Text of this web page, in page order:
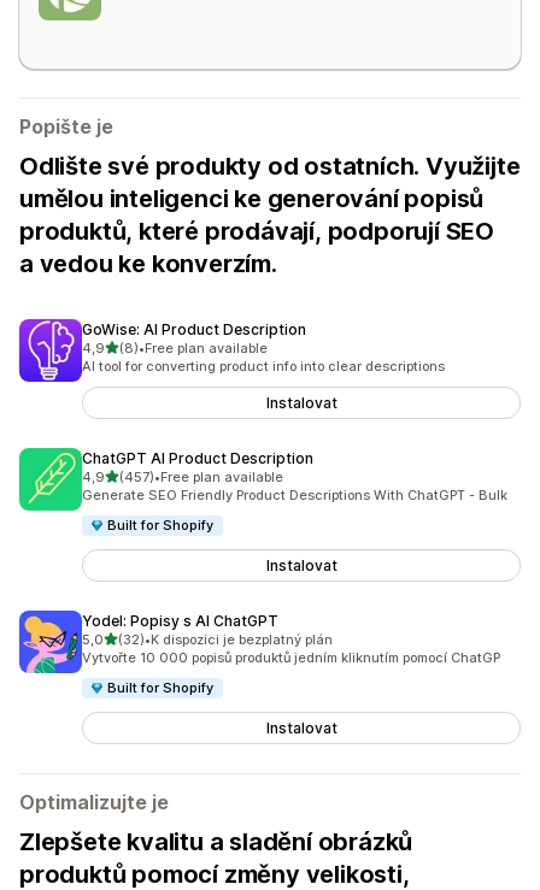
Popište je
Odlište své produkty od ostatních. Využijte
umělou inteligenci ke generování popisů
produktů, které prodávají, podporují SEO
a vedou ke konverzím.
GoWise: AI Product Description
4,9z 5 hvězd
(8)
Celkový počet recenzí: 8
•Free plan available
AI tool for converting product info into clear descriptions
Instalovat
ChatGPT AI Product Description
4,9z 5 hvězd
(457)
Celkový počet recenzí: 457
•Free plan available
Generate SEO Friendly Product Descriptions With ChatGPT - Bulk
Built for Shopify
Instalovat
Yodel: Popisy s AI ChatGPT
5,0z 5 hvězd
(32)
Celkový počet recenzí: 32
•K dispozici je bezplatný plán
Vytvořte 10 000 popisů produktů jedním kliknutím pomocí ChatGP
Built for Shopify
Instalovat
Optimalizujte je
Zlepšete kvalitu a sladění obrázků
produktů pomocí změny velikosti,